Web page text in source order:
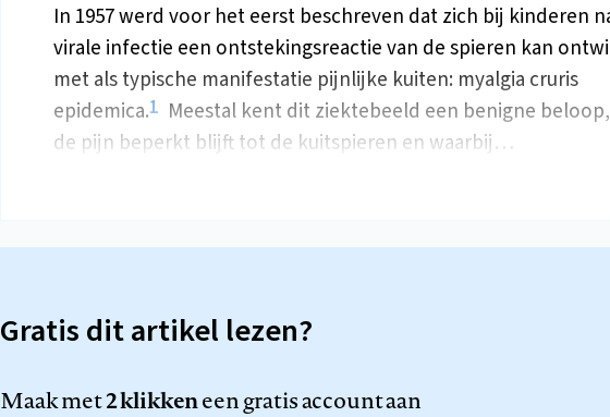
In 1957 werd voor het eerst beschreven dat zich bij kinderen
virale infectie een ontstekingsreactie van de spieren kan
met als typische manifestatie pijnlijke kuiten: myalgia cruris
epidemica.1 Meestal kent dit ziektebeeld een benigne
de pijn beperkt blijft tot de kuitspieren en waarbij…
Gratis dit artikel lezen?
Maak met2 klikkeneen gratis account aan